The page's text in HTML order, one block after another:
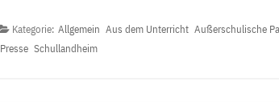
Kategorie: Allgemein Aus dem Unterricht Außerschulische
Presse Schullandheim